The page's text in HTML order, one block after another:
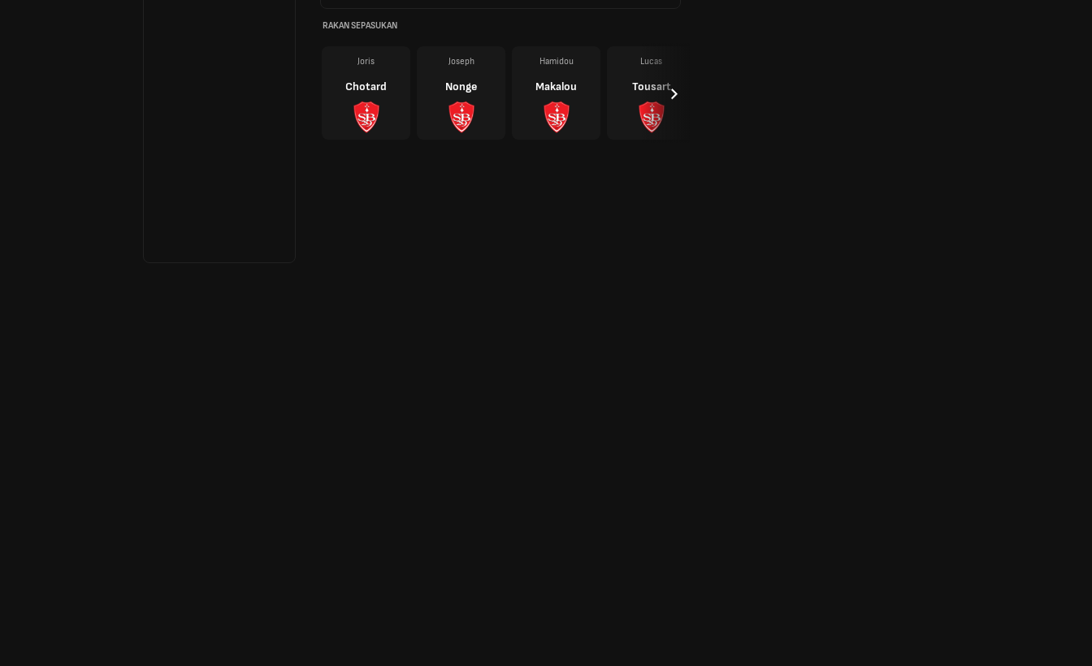
RAKAN SEPASUKAN
Joris
Chotard
Joseph
Nonge
Hamidou
Makalou
Lucas
Tousart